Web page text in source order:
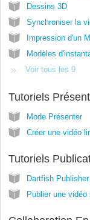
Dessins 3D
Impression d'un
Voir tous les 9
Tutoriels
Mode Présenter
Créer une vidéo
Tutoriels
Dartfish
Publier une